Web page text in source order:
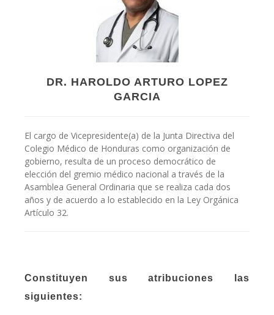
DR. HAROLDO ARTURO LOPEZ
GARCIA
El cargo de Vicepresidente(a) de la Junta Directiva del
Colegio Médico de Honduras como organización de
gobierno, resulta de un proceso democrático de
elección del gremio médico nacional a través de la
Asamblea General Ordinaria que se realiza cada dos
años y de acuerdo a lo establecido en la Ley Orgánica
Artículo 32.
Constituyen sus atribuciones las
siguientes: